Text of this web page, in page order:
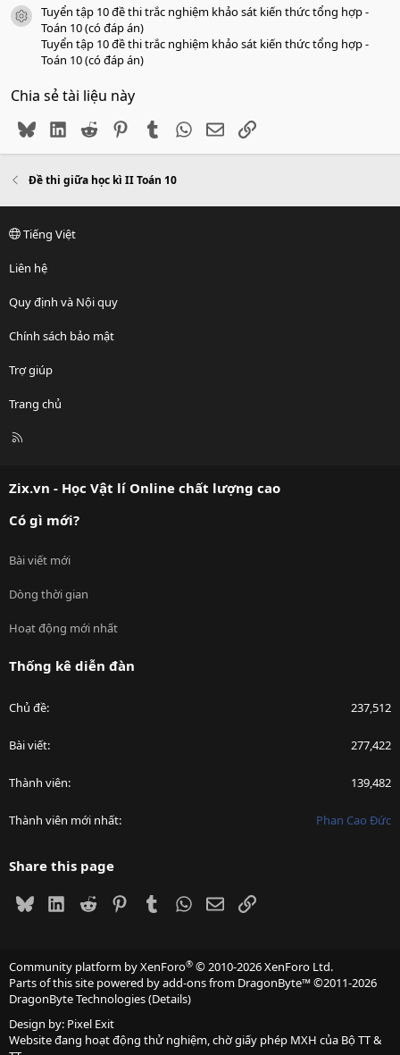
icon tài liệu
Tuyển tập 10 đề thi trắc nghiệm khảo sát kiến thức tổng hợp -
Toán 10 (có đáp án)
Tuyển tập 10 đề thi trắc nghiệm khảo sát kiến thức tổng hợp -
Toán 10 (có đáp án)
Chia sẻ tài liệu này
BlueskyLinkedIn
Reddit PinterestTumblr WhatsApp
EmailLink
Đề thi giữa học kì II Toán 10
Tiếng Việt
Liên hệ
Quy định và Nội quy
Chính sách bảo mật
Trợ giúp
Trang chủ
R
Zix.vn - Học Vật lí Online chất lượng cao
Có gì mới?
Bài viết mới
Dòng thời gian
Hoạt động mới nhất
Thống kê diễn đàn
Chủ đề 237,512
Bài viết 277,422
Thành viên 139,482
Thành viên mới nhất Phan Cao Đức
Share this page
BlueskyLinkedIn
Reddit PinterestTumblrWhatsApp
EmailLink
Community platform by XenForo® © 2010-2026 XenForo Ltd.
Parts of this site powered byadd-ons from DragonByte™©2011-2026
DragonByte Technologies(Details)
Design by: Pixel Exit
Website đang hoạt động thử nghiệm, chờ giấy phép MXH của Bộ TT &